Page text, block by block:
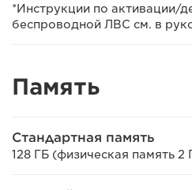
*Инструкции по активации/
беспроводной ЛВС см. в
Память
Стандартная память
128 ГБ (физическая память 2